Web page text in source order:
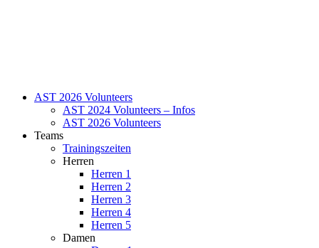
AST 2026 Volunteers
AST 2024 Volunteers – Infos
AST 2026 Volunteers
Teams
Trainingszeiten
Herren
Herren 1
Herren 2
Herren 3
Herren 4
Herren 5
Damen